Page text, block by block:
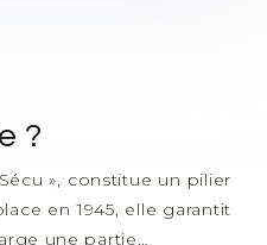
?
», constitue un pilier
en 1945, elle garantit
une partie…